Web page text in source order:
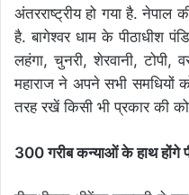
अंतरराष्ट्रीय हो गया है. नेपाल
है. बागेश्वर धाम के पीठाधीश
लहंगा, चुनरी, शेरवानी, टोपी,
महाराज ने अपने सभी समधियों
तरह रखें किसी भी प्रकार की
300 गरीब कन्याओं के हाथ होंगे